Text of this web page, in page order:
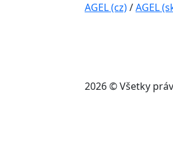
AGEL (cz)/AGEL
2026 © Všetky